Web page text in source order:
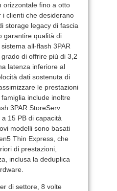
orizzontale fino a otto
i clienti che desiderano
storage legacy di fascia
garantire qualità di
all-flash 3PAR
di offrire più di 3,2
latenza inferiore al
dati sostenuta di
le prestazioni
include inoltre
3PAR StoreServ
15 PB di capacità
modelli sono basati
Thin Express, che
di prestazioni,
inclusa la deduplica
di settore, 8 volte